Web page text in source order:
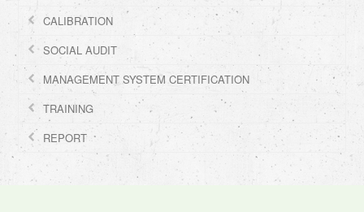
CALIBRATION
SOCIAL AUDIT
MANAGEMENT SYSTEM CERTIFICATION
TRAINING
REPORT